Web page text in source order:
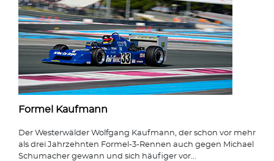
Formel Kaufmann
Der Westerwälder Wolfgang Kaufmann, der schon vor mehr
als drei Jahrzehnten Formel-3-Rennen auch gegen Michael
Schumacher gewann und sich häufiger vor...